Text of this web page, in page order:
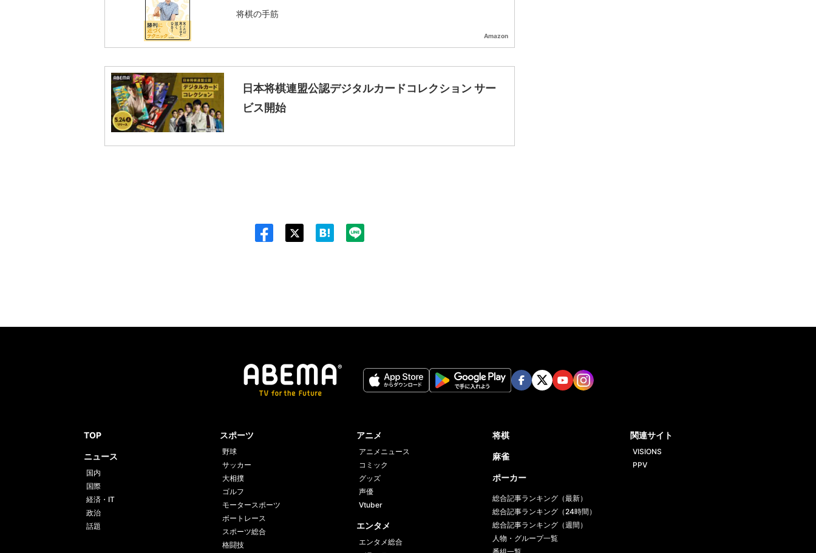
将棋の手筋
Amazon
日本将棋連盟公認デジタルカードコレクション サー
ビス開始
TOP
ニュース
国内
国際
経済・IT
政治
話題
スポーツ
野球
サッカー
大相撲
ゴルフ
モータースポーツ
ボートレース
スポーツ総合
格闘技
アニメ
アニメニュース
コミック
グッズ
声優
Vtuber
エンタメ
エンタメ総合
将棋
麻雀
ポーカー
総合記事ランキング（最新）
総合記事ランキング（24時間）
総合記事ランキング（週間）
人物・グループ一覧
関連サイト
VISIONS
PPV